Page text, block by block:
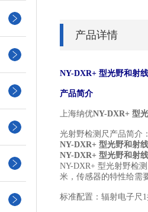
产品详情
NY-DXR+ 型光野和射
产品简介
上海纳优NY-DXR+ 型
光射野检测尺产品简介
NY-DXR+ 型光野和射
NY-DXR+ 型光野和射
NY-DXR+ 型光射野检
米，传感器的特性给需
标准配置：辐射电子尺